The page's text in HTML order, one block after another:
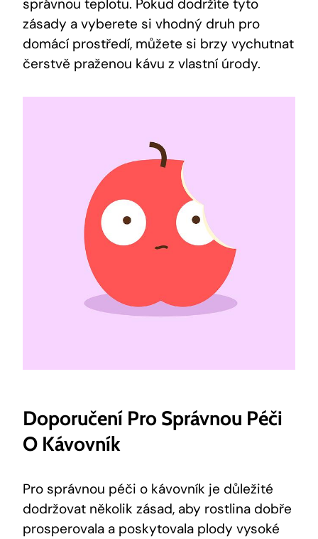
správnou teplotu. Pokud dodržíte tyto
zásady a vyberete si vhodný druh pro
domácí prostředí, můžete si brzy vychutnat
čerstvě praženou kávu z vlastní úrody.
Doporučení Pro Správnou Péči
O Kávovník
Pro správnou péči o kávovník je důležité
dodržovat několik zásad, aby rostlina dobře
prosperovala a poskytovala plody vysoké